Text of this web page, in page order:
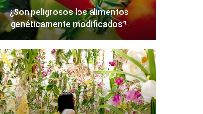
¿Son peligrosos los alimentos
genéticamente modificados?